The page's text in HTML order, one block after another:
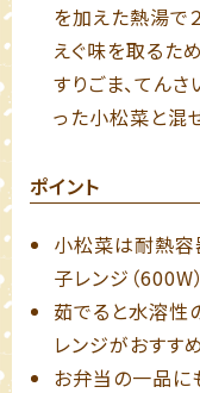
を加えた熱湯で
えぐ味を取るた
すりごま、てん
った小松菜と混
ポイント
小松菜は耐熱容
子レンジ（
茹でると水溶性
レンジがおすすめ
お弁当の一品に